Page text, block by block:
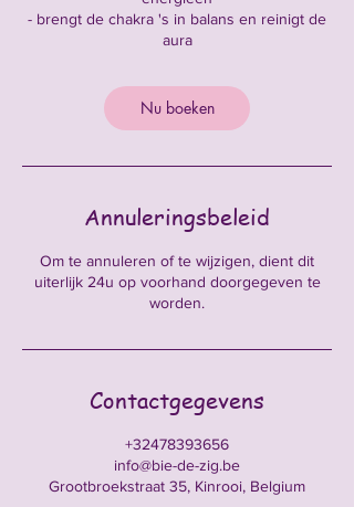
- brengt de chakra 's in balans en reinigt de
aura
Nu boeken
Annuleringsbeleid
Om te annuleren of te wijzigen, dient dit
uiterlijk 24u op voorhand doorgegeven te
worden.
Contactgegevens
+32478393656
info@bie-de-zig.be
Grootbroekstraat 35, Kinrooi, Belgium